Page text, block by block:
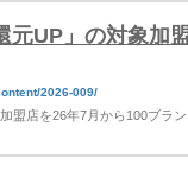
元UP」の対象
2026-009/
盟店を26年7月から100ブラ